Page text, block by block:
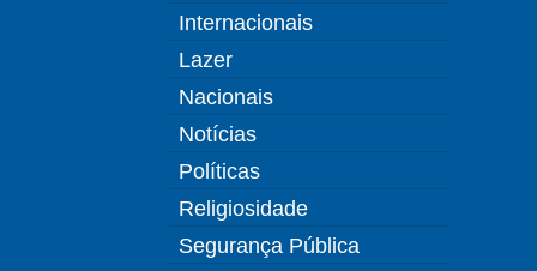
Internacionais
Lazer
Nacionais
Notícias
Políticas
Religiosidade
Segurança Pública